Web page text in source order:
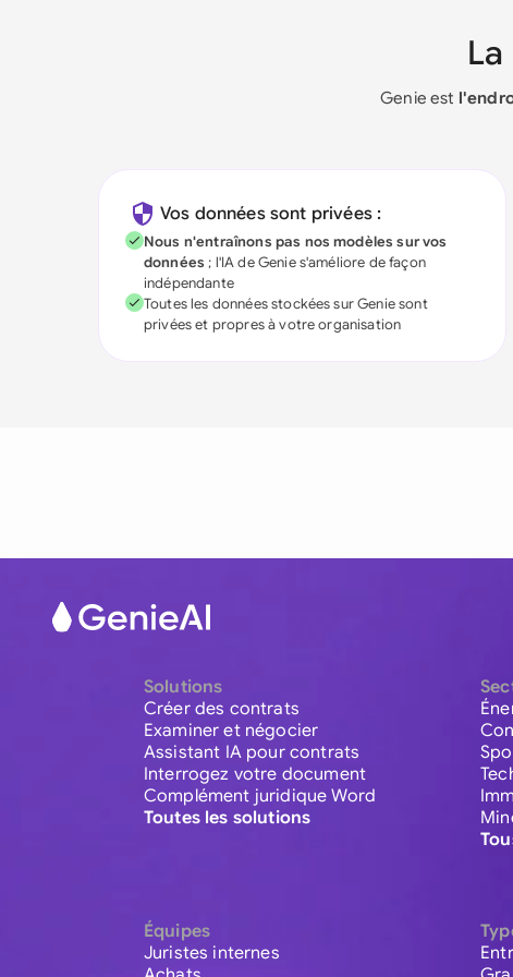
La
Genie est
Vos données sont privées :
Nous n'entraînons pas nos modèles sur vos
données ; l'IA de Genie s'améliore de façon
indépendante
Toutes les données stockées sur Genie sont
privées et propres à votre organisation
Solutions
Créer des contrats
Examiner et négocier
Assistant IA pour contrats
Interrogez votre document
Complément juridique Word
Toutes les solutions
Équipes
Juristes internes